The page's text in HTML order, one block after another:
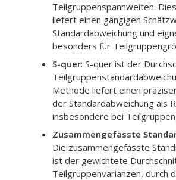
Teilgruppenspannweiten.
liefert einen gängigen
Standardabweichung und
besonders für
S-quer: S-quer ist der
Methode liefert einen
der Standardabweichung als
insbesondere bei
Zusammengefasste
Die zusammengefasste
ist der gewichtete
Teilgruppenvarianzen, durch